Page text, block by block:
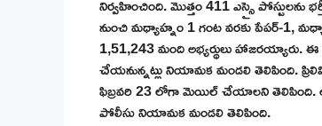
నుంచి మధ్యాహ్నం 1 గంట వరకు పేపర్-1,
1,51,243 మంది అభ్యర్థులు హాజరయ్యారు. ఈ
చేయనున్నట్లు నియామక మండలి తెలిపింది.
ఫిబ్రవరి 23 లోగా మెయిల్ చేయాలని తెలిపింది.
పోలీసు నియామక మండలి తెలిపింది.